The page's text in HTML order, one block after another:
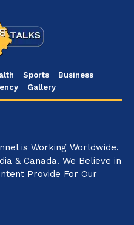
Sports
Business
Gallery
is Working Worldwide.
& Canada. We Believe in
Provide For Our